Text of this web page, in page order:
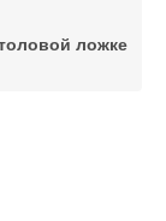
ложке